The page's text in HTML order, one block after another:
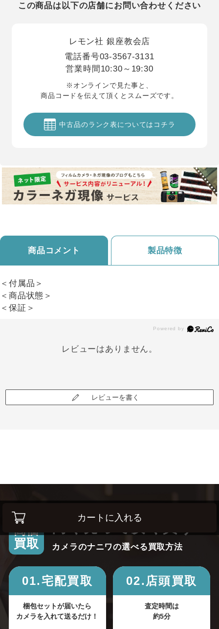
カートに入れる
この商品は以下の店舗にお問い合わせください
レモン社 銀座教会店
電話番号03-3567-3131
営業時間 10:30～19:30
※オンラインで見た事と、
商品コードを伝えて頂くとスムーズです。
中古品のランク表についてはコチラ
商品コメント 製品特徴
＜付属品＞
＜商品状態＞
＜保証＞
レビューはありません。
レビューを書く
高価
買取
高く売って安く買う！
カメラのナニワの選べる買取方法
01.宅配買取
梱包セットが届いたら
カメラを入れて送るだけ！
02.店頭買取
査定時間は
約5分